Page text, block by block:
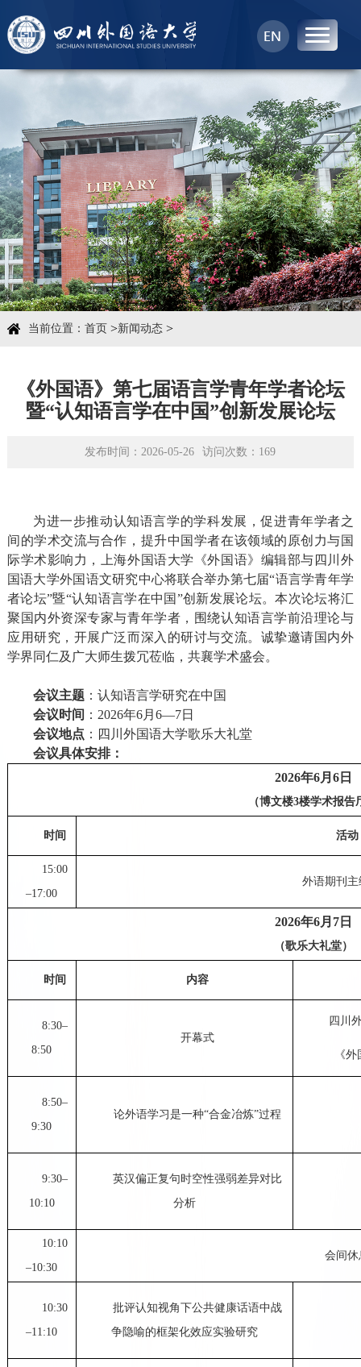
首页
中心概况
科学研究
学术团队
学术交流
资源下载
当前位置： 首页>新闻动态>
《外国语》第七届语言学青年学者论坛
暨“认知语言学在中国”创新发展论坛
发布时间：2026-05-26 访问次数： 169
为进一步推动认知语言学的学科发展，促进青年学者之
间的学术交流与合作，提升中国学者在该领域的原创力与国
际学术影响力，上海外国语大学《外国语》编辑部与四川外
国语大学外国语文研究中心将联合举办第七届“语言学青年学
者论坛”暨“认知语言学在中国”创新发展论坛。本次论坛将汇
聚国内外资深专家与青年学者，围绕认知语言学前沿理论与
应用研究，开展广泛而深入的研讨与交流。诚挚邀请国内外
学界同仁及广大师生拨冗莅临，共襄学术盛会。
会议主题：认知语言学研究在中国
会议时间 ： 2026年6月 6—7日
会议地点 ：四川外国语大学歌乐大礼堂
会议具体安排：
2026年6月 6日
（博文楼3楼学术报告
时间 活动
15:00
–17:00
外语期刊
2026年6月 7日
（歌乐大礼堂）
时间 内容
8:30–
8:50
开幕式
四川
《
8:50–
9:30
论外语学习是一种“合金冶炼”过程
9:30–
10:10
英汉偏正复句时空性强弱差异对比
分析
10:10
–10:30
会间休
10:30
–11:10
批评认知视角下公共健康话语中战
争隐喻的框架化效应实验研究